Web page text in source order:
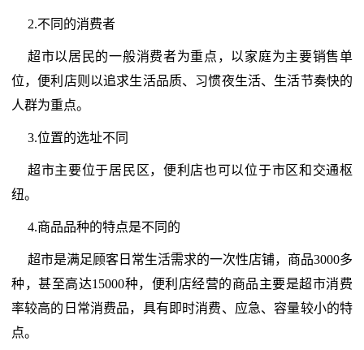
2.不同的消费者
超市以居民的一般消费者为重点，以家庭为主要销售单
位，便利店则以追求生活品质、习惯夜生活、生活节奏快的
人群为重点。
3.位置的选址不同
超市主要位于居民区，便利店也可以位于市区和交通枢
纽。
4.商品品种的特点是不同的
超市是满足顾客日常生活需求的一次性店铺，商品3000多
种，甚至高达15000种，便利店经营的商品主要是超市消费
率较高的日常消费品，具有即时消费、应急、容量较小的特
点。